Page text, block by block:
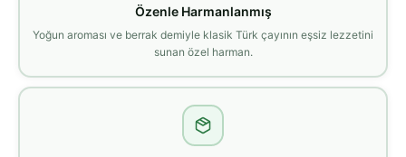
Özenle Harmanlanmış
Yoğun aroması ve berrak demiyle klasik Türk çayının eşsiz lezzetini
sunan özel harman.